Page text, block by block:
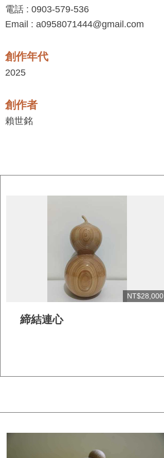
電話 : 0903-579-536
Email : a0958071444@gmail.com
創作年代
2025
創作者
賴世銘
NT$28,000
締結連心